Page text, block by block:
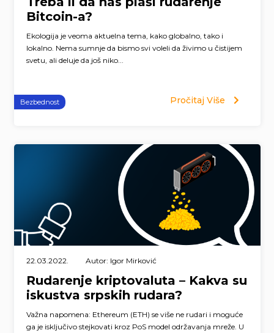
Bitcoin-a?
Ekologija je veoma aktuelna tema, kako globalno, tako i
lokalno. Nema sumnje da bismo svi voleli da živimo u čistijem
svetu, ali deluje da još niko...
Bezbednost Pročitaj Više
22.03.2022. Autor: Igor Mirković
Rudarenje kriptovaluta – Kakva su
iskustva srpskih rudara?
Važna napomena: Ethereum (ETH) se više ne rudari i moguće
ga je isključivo stejkovati kroz PoS model održavanja mreže. U